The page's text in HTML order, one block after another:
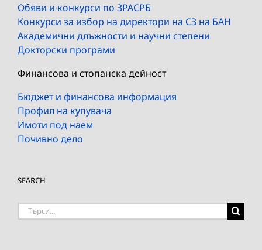
Обяви и конкурси по ЗРАСРБ
Конкурси за избор на директори на СЗ на БАН
Академични длъжности и научни степени
Докторски програми
Финансова и стопанска дейност
Бюджет и финансова информация
Профил на купувача
Имоти под наем
Почивно дело
SEARCH
Търсене